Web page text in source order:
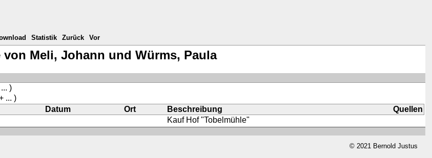
Statistik Zurück Vor
von Meli, Johann und Würms, Paula
)
... )
Datum Ort Beschreibung
Quellen
Kauf Hof "Tobelmühle"
© 2021 Bernold Justus